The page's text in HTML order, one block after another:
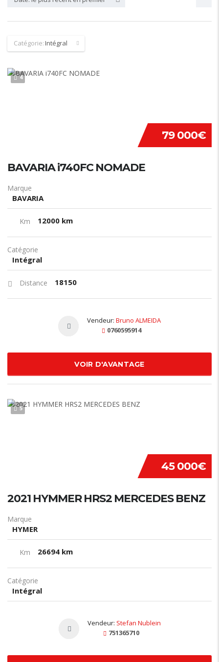
Catégorie:Intégral
4
79 000€
BAVARIA i740FC NOMADE
Marque
BAVARIA
Km 12000 km
Catégorie
Intégral
Distance 18150
Vendeur: Bruno ALMEIDA
0760595914
VOIR D'AVANTAGE
5
45 000€
2021 HYMMER HRS2 MERCEDES BENZ
Marque
HYMER
Km 26694 km
Catégorie
Intégral
Vendeur: Stefan Nublein
751365710